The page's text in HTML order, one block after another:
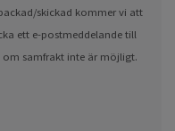
skickad kommer vi att
ett e-postmeddelande till
om samfrakt inte är möjligt.